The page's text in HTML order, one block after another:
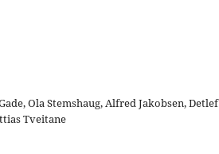
Ola Stemshaug, Alfred Jakobsen, Detlef
Tveitane